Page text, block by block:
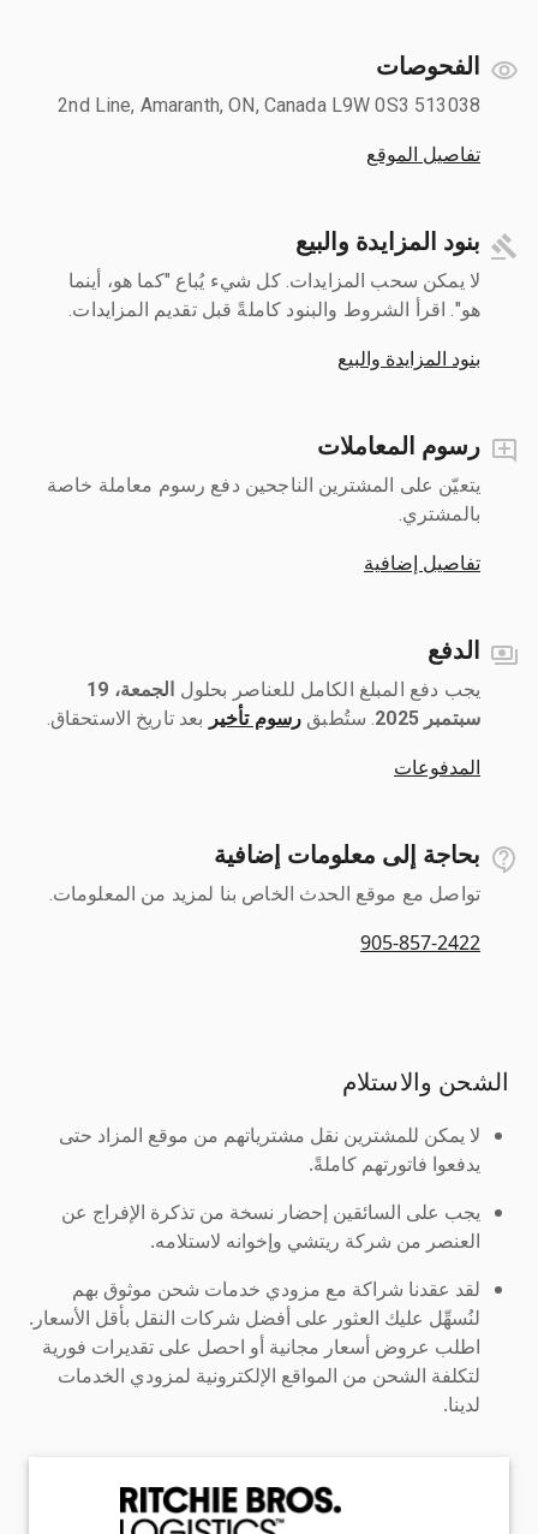
الفحوصات
513038 2nd Line, Amaranth, ON, Canada L9W 0S3
تفاصيل الموقع
بنود المزايدة والبيع
لا يمكن سحب المزايدات. كل شيء يُباع "كما هو، أينما
هو". اقرأ الشروط والبنود كاملةً قبل تقديم المزايدات.
بنود المزايدة والبيع
رسوم المعاملات
يتعيّن على المشترين الناجحين دفع رسوم معاملة خاصة
بالمشتري.
تفاصيل إضافية
الدفع
يجب دفع المبلغ الكامل للعناصر بحلول ‎
الجمعة، 19
سبتمبر 2025
‎. ستُطبق رسوم تأخير بعد تاريخ الاستحقاق.
المدفوعات
بحاجة إلى معلومات إضافية
تواصل مع موقع الحدث الخاص بنا لمزيد من المعلومات.
905-857-2422
الشحن والاستلام
لا يمكن للمشترين نقل مشترياتهم من موقع المزاد حتى
يدفعوا فاتورتهم كاملةً.
يجب على السائقين إحضار نسخة من تذكرة الإفراج عن
العنصر من شركة ريتشي وإخوانه لاستلامه.
لقد عقدنا شراكة مع مزودي خدمات شحن موثوق بهم
لنُسهِّل عليك العثور على أفضل شركات النقل بأقل الأسعار.
اطلب عروض أسعار مجانية أو احصل على تقديرات فورية
لتكلفة الشحن من المواقع الإلكترونية لمزودي الخدمات
لدينا.